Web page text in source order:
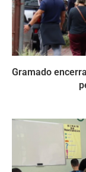
Gramado